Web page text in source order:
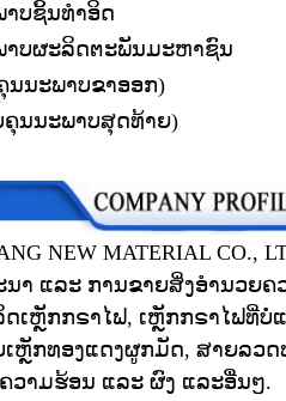
ບຊິ້ນທຳອິດ
າບຜະລິດຕະພັນມະຫາຊົນ
ນນະພາບຂາອອກ)
ຄຸນນະພາບສຸດທ້າຍ)
NEW MATERIAL
າ ແລະ ການຂາຍສິ່ງອຳນວຍຄ
ດເຫຼັກກຣາໄຟ, ເຫຼັກກຣາໄຟທີ່
ເຫຼັກທອງແດງຜູກມັດ, ສາຍລວ
ວາມຮ້ອນ ແລະ ຜົງ ແລະອື່ນໆ.